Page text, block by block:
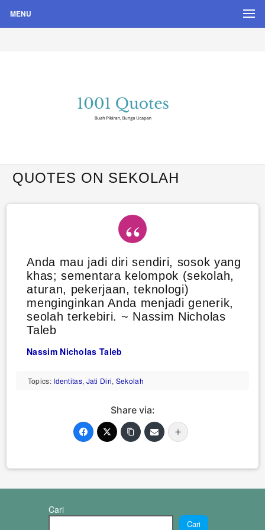
MENU
Quote Hari Puisi
QUOTES ON SEKOLAH
Anda mau jadi diri sendiri, sosok yang
khas; sementara kelompok (sekolah,
aturan, pekerjaan, teknologi)
menginginkan Anda menjadi generik,
seolah terkebiri. ~ Nassim Nicholas
Taleb
Nassim Nicholas Taleb
Topics: Identitas, Jati Diri, Sekolah
Share via:
Cari
Cari